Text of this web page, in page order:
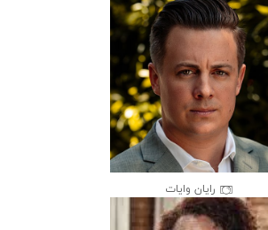
رایان وایات